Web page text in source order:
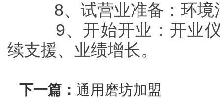
8、试营业准备：环境
9、开始开业：开业仪
续支援、业绩增长。
下一篇： 通用磨坊加盟